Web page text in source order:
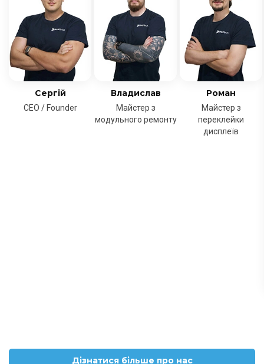
Сергій
CEO / Founder
Владислав
Майстер з
модульного ремонту
Роман
Майстер з
переклейки
дисплеїв
Дізнатися більше про нас